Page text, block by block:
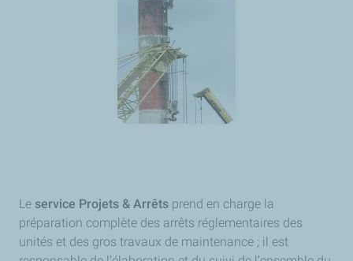
Le service Projets & Arrêts prend en charge la
préparation complète des arrêts réglementaires des
unités et des gros travaux de maintenance ; il est